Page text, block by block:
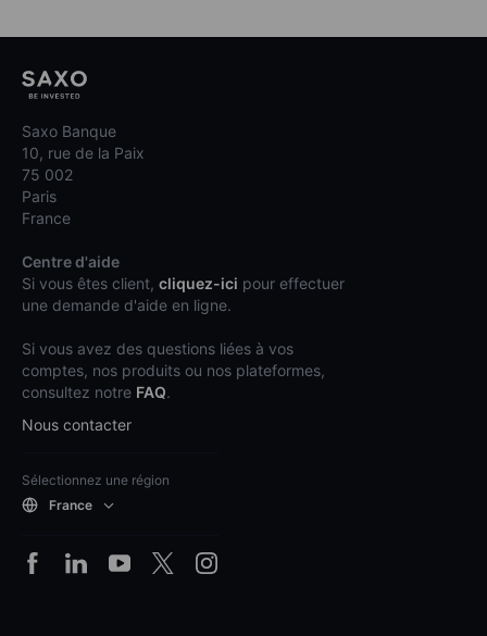
Saxo Banque
10, rue de la Paix
75 002
Paris
France
Centre d'aide
Si vous êtes client, cliquez-ici pour effectuer
une demande d'aide en ligne.
Si vous avez des questions liées à vos
comptes, nos produits ou nos plateformes,
consultez notre FAQ.
Nous contacter
Sélectionnez une région
France